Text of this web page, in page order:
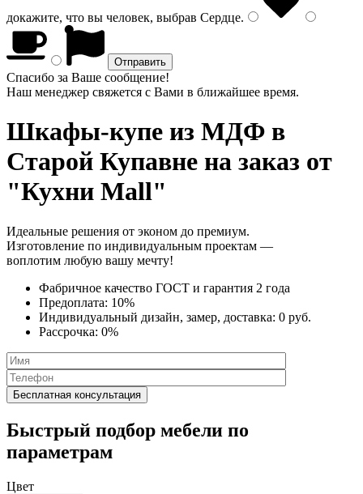
докажите, что вы человек, выбрав Сердце.
Спасибо за Ваше сообщение!
Наш менеджер свяжется с Вами в ближайшее время.
Шкафы-купе из МДФ в
Старой Купавне на заказ от
"Кухни Mall"
Идеальные решения от эконом до премиум.
Изготовление по индивидуальным проектам —
воплотим любую вашу мечту!
Фабричное качество ГОСТ и гарантия 2 года
Предоплата: 10%
Индивидуальный дизайн, замер, доставка: 0 руб.
Рассрочка: 0%
Быстрый подбор мебели по
параметрам
Цвет